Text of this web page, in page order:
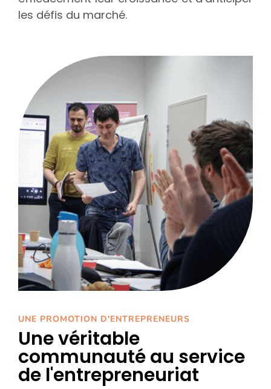
les défis du marché.
UNE PROMOTION D'ENTREPRENEURS
Une véritable
communauté au service
de l'entrepreneuriat